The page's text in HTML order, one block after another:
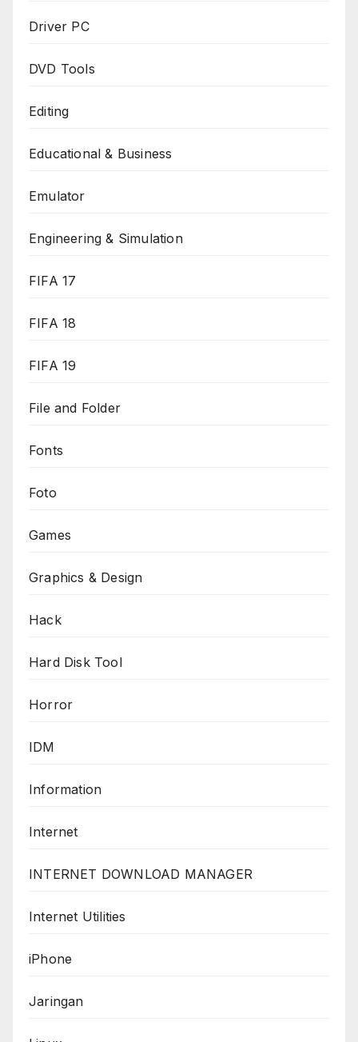
Driver PC
DVD Tools
Editing
Educational & Business
Emulator
Engineering & Simulation
FIFA 17
FIFA 18
FIFA 19
File and Folder
Fonts
Foto
Games
Graphics & Design
Hack
Hard Disk Tool
Horror
IDM
Information
Internet
INTERNET DOWNLOAD MANAGER
Internet Utilities
iPhone
Jaringan